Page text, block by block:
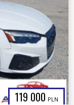
119 000 PLN